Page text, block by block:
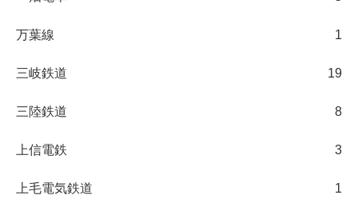
万葉線 1
三岐鉄道 19
三陸鉄道 8
上信電鉄 3
上毛電気鉄道 1